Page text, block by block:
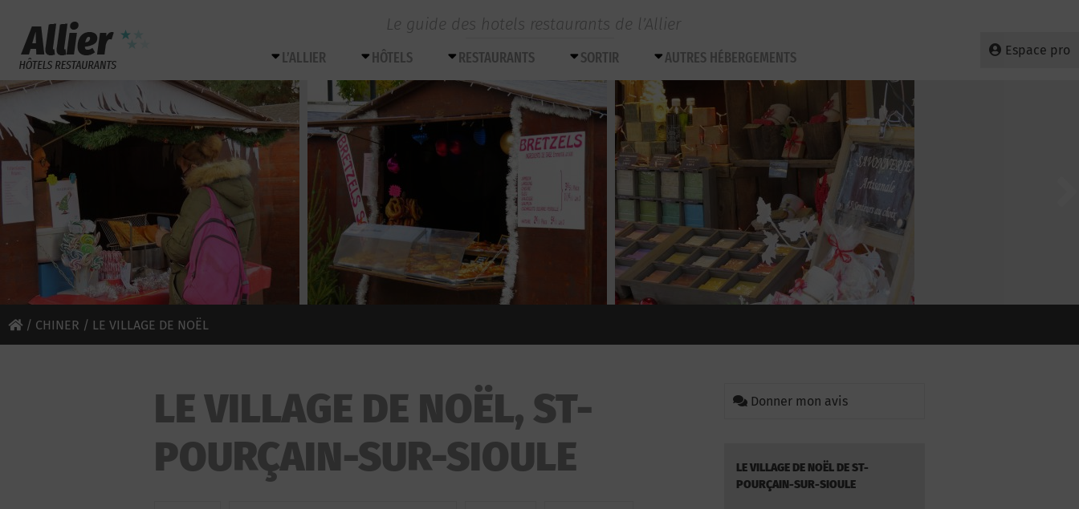
Le guide des hotels restaurants de l’Allier
Espace pro
L’ALLIER HÔTELS RESTAURANTS SORTIR AUTRES HÉBERGEMENTS
/ CHINER / LE VILLAGE DE NOËL
LE VILLAGE DE NOËL, ST-
POURÇAIN-SUR-SIOULE
Donner mon avis
LE VILLAGE DE NOËL DE ST-
POURÇAIN-SUR-SIOULE